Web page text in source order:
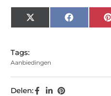
X
(Twitter)
Facebook
Tags:
Aanbiedingen
Delen: